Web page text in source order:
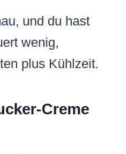
und du hast
wenig,
plus Kühlzeit.
Creme